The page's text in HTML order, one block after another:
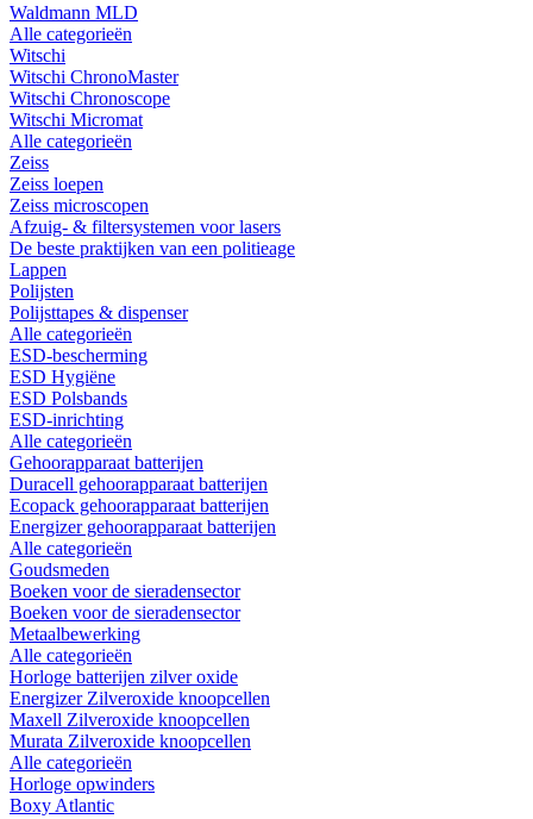
Waldmann MLD
Alle categorieën
Witschi
Witschi ChronoMaster
Witschi Chronoscope
Witschi Micromat
Alle categorieën
Zeiss
Zeiss loepen
Zeiss microscopen
Afzuig- & filtersystemen voor lasers
De beste praktijken van een politieage
Lappen
Polijsten
Polijsttapes & dispenser
Alle categorieën
ESD-bescherming
ESD Hygiëne
ESD Polsbands
ESD-inrichting
Alle categorieën
Gehoorapparaat batterijen
Duracell gehoorapparaat batterijen
Ecopack gehoorapparaat batterijen
Energizer gehoorapparaat batterijen
Alle categorieën
Goudsmeden
Boeken voor de sieradensector
Boeken voor de sieradensector
Metaalbewerking
Alle categorieën
Horloge batterijen zilver oxide
Energizer Zilveroxide knoopcellen
Maxell Zilveroxide knoopcellen
Murata Zilveroxide knoopcellen
Alle categorieën
Horloge opwinders
Boxy Atlantic